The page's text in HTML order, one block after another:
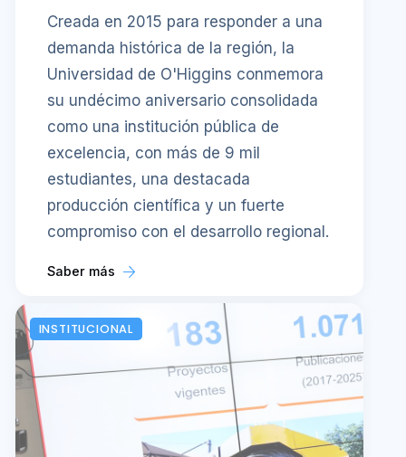
Creada en 2015 para responder a una
demanda histórica de la región, la
Universidad de O'Higgins conmemora
su undécimo aniversario consolidada
como una institución pública de
excelencia, con más de 9 mil
estudiantes, una destacada
producción científica y un fuerte
compromiso con el desarrollo regional.
Saber más
INSTITUCIONAL